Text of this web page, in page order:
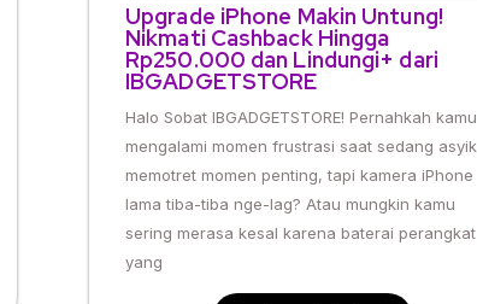
Upgrade iPhone Makin Untung!
Nikmati Cashback Hingga
Rp250.000 dan Lindungi+ dari
IBGADGETSTORE
Halo Sobat IBGADGETSTORE! Pernahkah kamu
mengalami momen frustrasi saat sedang asyik
memotret momen penting, tapi kamera iPhone
lama tiba-tiba nge-lag? Atau mungkin kamu
sering merasa kesal karena baterai perangkat
yang